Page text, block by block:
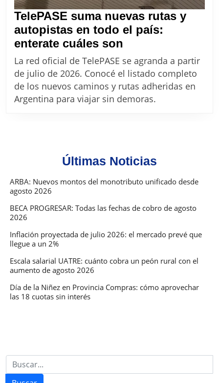
TelePASE suma nuevas rutas y
autopistas en todo el país:
enterate cuáles son
suma
nuevas
rutas
y
país:
enterate
son
La red oficial de TelePASE se agranda a partir
de julio de 2026. Conocé el listado completo
de los nuevos caminos y rutas adheridas en
Argentina para viajar sin demoras.
Últimas Noticias
ARBA: Nuevos montos del monotributo unificado desde
agosto 2026
BECA PROGRESAR: Todas las fechas de cobro de agosto
2026
Inflación proyectada de julio 2026: el mercado prevé que
llegue a un 2%
Escala salarial UATRE: cuánto cobra un peón rural con el
aumento de agosto 2026
Día de la Niñez en Provincia Compras: cómo aprovechar
las 18 cuotas sin interés